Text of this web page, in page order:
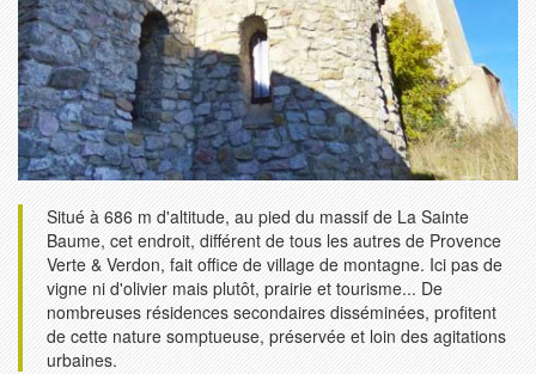
Situé à 686 m d'altitude, au pied du massif de La Sainte
Baume, cet endroit, différent de tous les autres de Provence
Verte & Verdon, fait office de village de montagne. Ici pas de
vigne ni d'olivier mais plutôt, prairie et tourisme... De
nombreuses résidences secondaires disséminées, profitent
de cette nature somptueuse, préservée et loin des agitations
urbaines.